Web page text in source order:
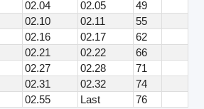
02.04 02.05
49
02.10 02.11
55
02.16 02.17
62
02.21 02.22
66
02.27 02.28
71
02.31 02.32
74
02.55 Last
76